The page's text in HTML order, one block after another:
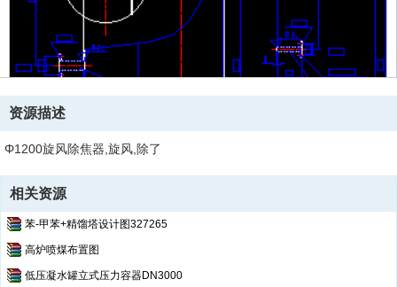
资源描述
Φ1200旋风除焦器,旋风,除了
相关资源
苯-甲苯+精馏塔设计图327265
高炉喷煤布置图
低压凝水罐立式压力容器DN3000